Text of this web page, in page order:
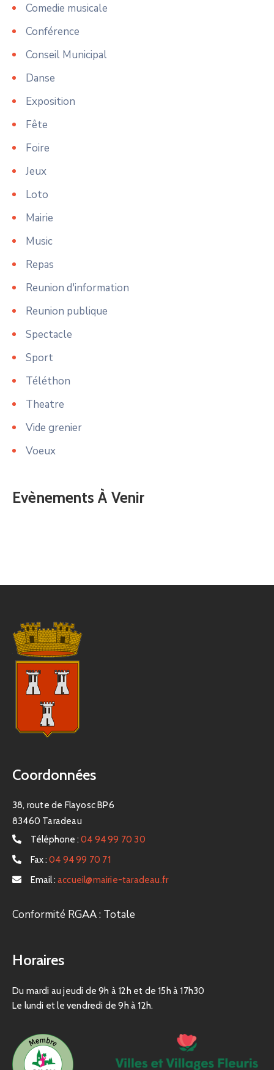
Comedie musicale
Conférence
Conseil Municipal
Danse
Exposition
Fête
Foire
Jeux
Loto
Mairie
Music
Repas
Reunion d'information
Reunion publique
Spectacle
Sport
Téléthon
Theatre
Vide grenier
Voeux
Evènements À Venir
Coordonnées
38, route de Flayosc BP6
83460 Taradeau
Téléphone : 04 94 99 70 30
Fax : 04 94 99 70 71
Email : accueil@mairie-taradeau.fr
Conformité RGAA : Totale
Horaires
Du mardi au jeudi de 9h à 12h et de 15h à 17h30
Le lundi et le vendredi de 9h à 12h.